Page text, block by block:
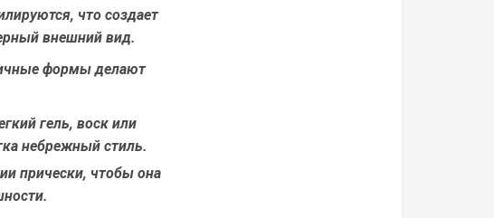
что создает
внешний вид.
формы делают
гель, воск или
небрежный стиль.
прически, чтобы она